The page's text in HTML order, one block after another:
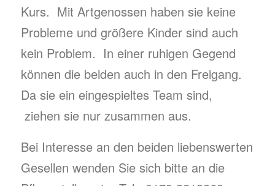
Kurs. Mit Artgenossen haben sie keine
Probleme und größere Kinder sind auch
kein Problem. In einer ruhigen Gegend
können die beiden auch in den Freigang.
Da sie ein eingespieltes Team sind,
ziehen sie nur zusammen aus.
Bei Interesse an den beiden liebenswerten
Gesellen wenden Sie sich bitte an die